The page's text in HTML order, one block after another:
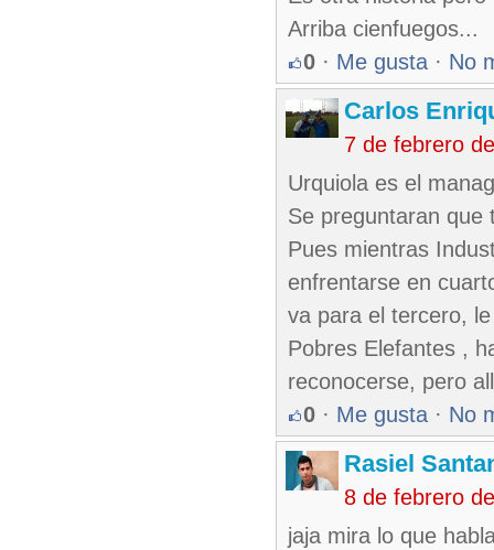
Arriba cienfuegos...
0 · Me gusta · No
Carlos
7 de febrero
Urquiola es el
Se preguntaran que
Pues mientras
enfrentarse en
va para el tercero,
Pobres Elefantes ,
reconocerse, pero
0 · Me gusta · No
Rasiel
8 de febrero
jaja mira lo que